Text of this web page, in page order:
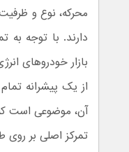
محرکه، نوع و
دارند. با توجه به
بازار خودروهای
از یک پیشرانه
تمرکز اصلی بر روی